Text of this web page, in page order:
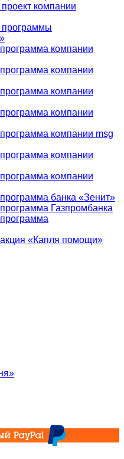
компании
программы
компании
компании
компании
компании
компании msg
компании
компании
банка «Зенит»
Газпромбанка
акция «Капля помощи»